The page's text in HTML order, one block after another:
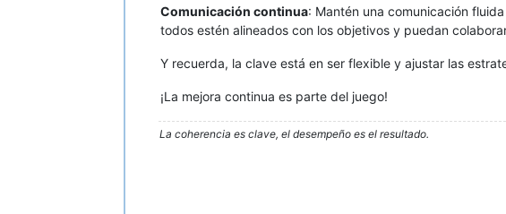
Comunicación continua: Mantén una comunicación
todos estén alineados con los objetivos y puedan
Y recuerda, la clave está en ser flexible y ajustar las
¡La mejora continua es parte del juego!
La coherencia es clave, el desempeño es el resultado.